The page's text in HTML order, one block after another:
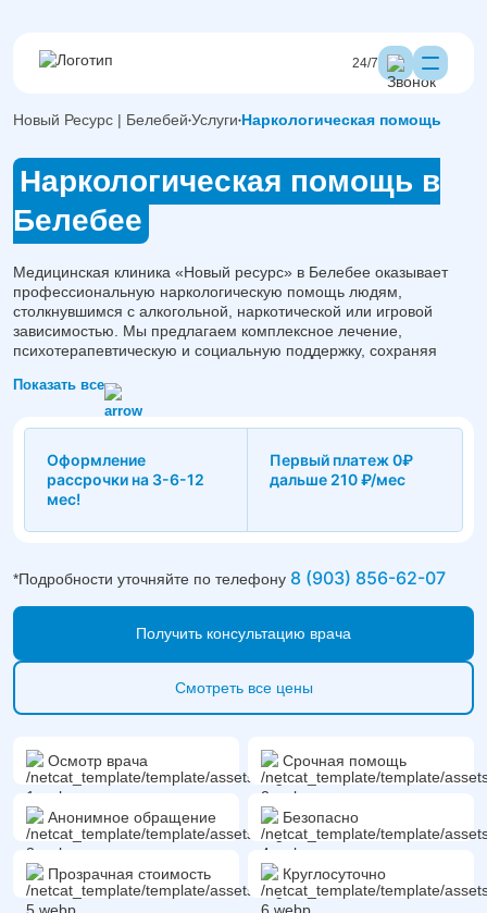
24/7
Новый Ресурс | Белебей Услуги Наркологическая помощь
Наркологическая помощь в
Белебее
Медицинская клиника «Новый ресурс» в Белебее оказывает
профессиональную наркологическую помощь людям,
столкнувшимся с алкогольной, наркотической или игровой
зависимостью. Мы предлагаем комплексное лечение,
психотерапевтическую и социальную поддержку, сохраняя
Показать все
Оформление
рассрочки на 3-6-12
мес!
Первый платеж 0₽
дальше 210 ₽/мес
*Подробности уточняйте по телефону 8 (903) 856-62-07
Получить консультацию врача
Смотреть все цены
Осмотр врача Срочная помощь
Анонимное обращение Безопасно
Прозрачная стоимость Круглосуточно